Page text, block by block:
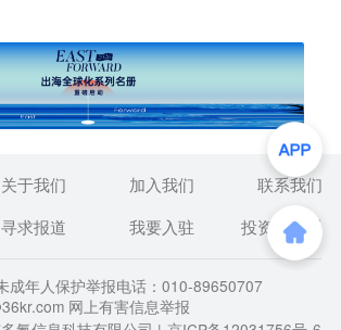
关于我们 加入我们
联系我们
求报道 我要入驻 投资者关系
成年人保护举报电话：010-89650707
网上有害信息举报